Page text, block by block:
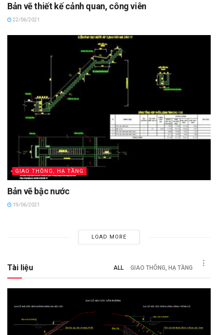
Bản vẽ thiết kế cảnh quan, công viên
22/06/2021
GIAO THÔNG, HẠ TẦNG
Bản vẽ bậc nước
19/06/2021
LOAD MORE
Tài liệu ALL GIAO THÔNG, HẠ TẦNG